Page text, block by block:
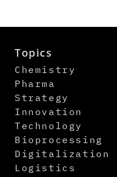
Topics
Chemistry
Pharma
Strategy
Innovation
Technology
Bioprocessing
Digitalization
Logistics